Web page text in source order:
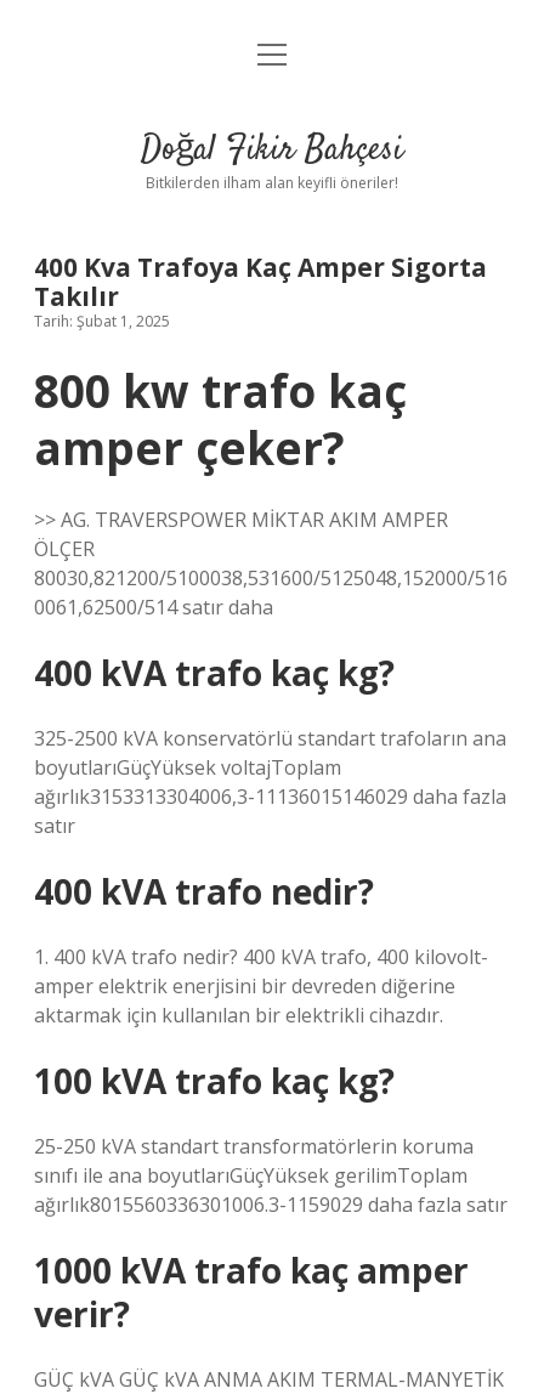
Anasayfa
Yasal Uyarı
menüyü
Doğal Fikir Bahçesi
Bitkilerden ilham alan keyifli öneriler!
400 Kva Trafoya Kaç Amper Sigorta
Takılır
Tarih: Şubat 1, 2025
800 kw trafo kaç
amper çeker?
>> AG. TRAVERSPOWER MİKTAR AKIM AMPER
ÖLÇER
80030,821200/5100038,531600/5125048,152000/516
0061,62500/514 satır daha
400 kVA trafo kaç kg?
325-2500 kVA konservatörlü standart trafoların ana
boyutlarıGüçYüksek voltajToplam
ağırlık3153313304006,3-11136015146029 daha fazla
satır
400 kVA trafo nedir?
1. 400 kVA trafo nedir? 400 kVA trafo, 400 kilovolt-
amper elektrik enerjisini bir devreden diğerine
aktarmak için kullanılan bir elektrikli cihazdır.
100 kVA trafo kaç kg?
25-250 kVA standart transformatörlerin koruma
sınıfı ile ana boyutlarıGüçYüksek gerilimToplam
ağırlık8015560336301006.3-1159029 daha fazla satır
1000 kVA trafo kaç amper
verir?
GÜÇ kVA GÜÇ kVA ANMA AKIM TERMAL-MANYETİK